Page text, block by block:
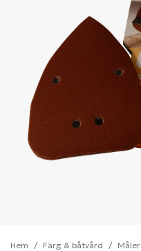
Hem Färg & båtvård